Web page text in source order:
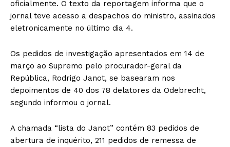
oficialmente. O texto da reportagem informa que o
jornal teve acesso a despachos do ministro, assinados
eletronicamente no último dia 4.
Os pedidos de investigação apresentados em 14 de
março ao Supremo pelo procurador-geral da
República, Rodrigo Janot, se basearam nos
depoimentos de 40 dos 78 delatores da Odebrecht,
segundo informou o jornal.
A chamada “lista do Janot” contém 83 pedidos de
abertura de inquérito, 211 pedidos de remessa de